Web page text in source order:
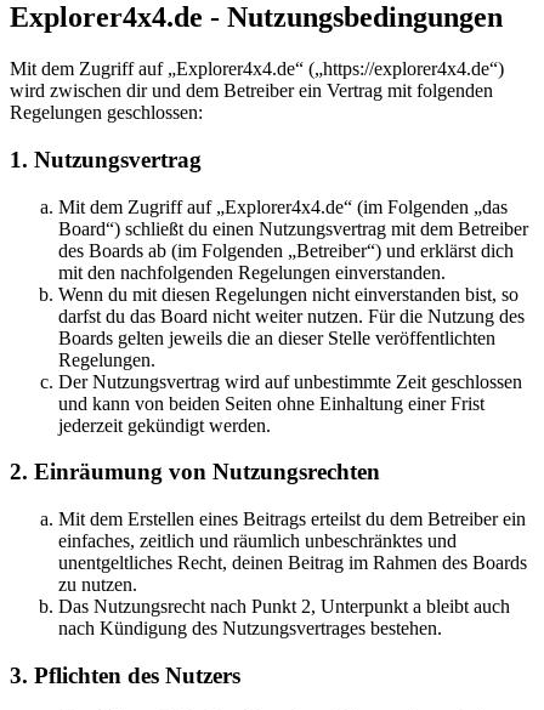
Explorer4x4.de - Nutzungsbedingungen
Mit dem Zugriff auf „Explorer4x4.de“ („https://explorer4x4.de“)
wird zwischen dir und dem Betreiber ein Vertrag mit folgenden
Regelungen geschlossen:
1. Nutzungsvertrag
Mit dem Zugriff auf „Explorer4x4.de“ (im Folgenden „das
Board“) schließt du einen Nutzungsvertrag mit dem Betreiber
des Boards ab (im Folgenden „Betreiber“) und erklärst dich
mit den nachfolgenden Regelungen einverstanden.
Wenn du mit diesen Regelungen nicht einverstanden bist, so
darfst du das Board nicht weiter nutzen. Für die Nutzung des
Boards gelten jeweils die an dieser Stelle veröffentlichten
Regelungen.
Der Nutzungsvertrag wird auf unbestimmte Zeit geschlossen
und kann von beiden Seiten ohne Einhaltung einer Frist
jederzeit gekündigt werden.
2. Einräumung von Nutzungsrechten
Mit dem Erstellen eines Beitrags erteilst du dem Betreiber ein
einfaches, zeitlich und räumlich unbeschränktes und
unentgeltliches Recht, deinen Beitrag im Rahmen des Boards
zu nutzen.
Das Nutzungsrecht nach Punkt 2, Unterpunkt a bleibt auch
nach Kündigung des Nutzungsvertrages bestehen.
3. Pflichten des Nutzers